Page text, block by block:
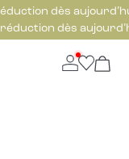
dès
dès